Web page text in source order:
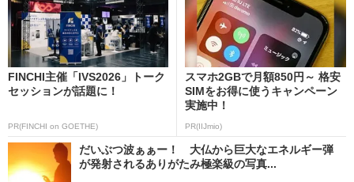
FINCHI主催「IVS2026」トーク
セッションが話題に！
PR(FINCHI on GOETHE)
スマホ2GBで月額850円～ 格安
SIMをお得に使うキャンペーン
実施中！
PR(IIJmio)
だいぶつ波ぁぁー！ 大仏から巨大なエネルギー弾
が発射されるありがたみ極楽級の写真...